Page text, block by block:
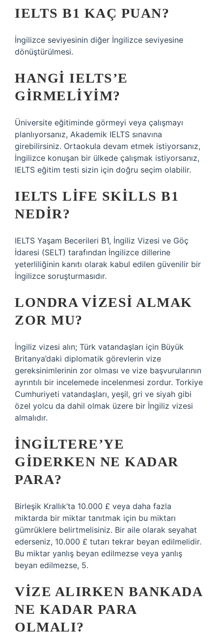
IELTS B1 KAÇ PUAN?
İngilizce seviyesinin diğer İngilizce seviyesine
dönüştürülmesi.
HANGI IELTS’E
GIRMELIYIM?
Üniversite eğitiminde görmeyi veya çalışmayı
planlıyorsanız, Akademik IELTS sınavına
girebilirsiniz. Ortaokula devam etmek istiyorsanız,
İngilizce konuşan bir ülkede çalışmak istiyorsanız,
IELTS eğitim testi sizin için doğru seçim olabilir.
IELTS LIFE SKILLS B1
NEDIR?
IELTS Yaşam Becerileri B1, İngiliz Vizesi ve Göç
İdaresi (SELT) tarafından İngilizce dillerine
yeterliliğinin kanıtı olarak kabul edilen güvenilir bir
İngilizce soruşturmasıdır.
LONDRA VIZESI ALMAK
ZOR MU?
İngiliz vizesi alın; Türk vatandaşları için Büyük
Britanya’daki diplomatik görevlerin vize
gereksinimlerinin zor olması ve vize başvurularının
ayrıntılı bir incelemede incelenmesi zordur. Torkiye
Cumhuriyeti vatandaşları, yeşil, gri ve siyah gibi
özel yolcu da dahil olmak üzere bir İngiliz vizesi
almalıdır.
İNGILTERE’YE
GIDERKEN NE KADAR
PARA?
Birleşik Krallık’ta 10.000 £ veya daha fazla
miktarda bir miktar tanıtmak için bu miktarı
gümrüklere belirtmelisiniz. Bir aile olarak seyahat
ederseniz, 10.000 £ tutarı tekrar beyan edilmelidir.
Bu miktar yanlış beyan edilmezse veya yanlış
beyan edilmezse, 5.
VIZE ALIRKEN BANKADA
NE KADAR PARA
OLMALI?